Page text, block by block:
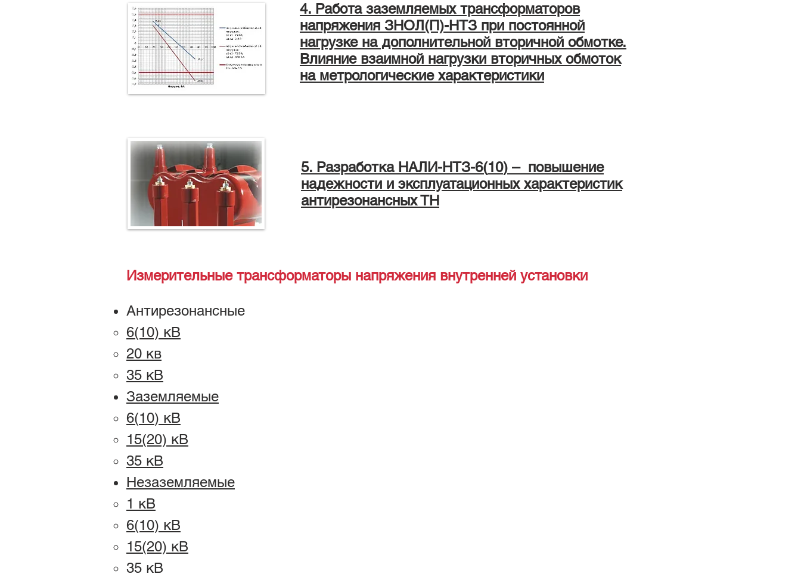
4. Работа заземляемых трансформаторов
напряжения ЗНОЛ(П)-НТЗ при постоянной
нагрузке на дополнительной вторичной обмотке.
Влияние взаимной нагрузки вторичных обмоток
на метрологические характеристики
5. Разработка НАЛИ-НТЗ-6(10) – повышение
надежности и эксплуатационных характеристик
антирезонансных ТН
Измерительные трансформаторы напряжения внутренней установки
Антирезонансные
6(10) кВ
20 кв
35 кВ
Заземляемые
6(10) кВ
15(20) кВ
35 кВ
Незаземляемые
1 кВ
6(10) кВ
15(20) кВ
35 кВ